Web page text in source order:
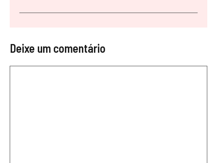
Deixe um comentário